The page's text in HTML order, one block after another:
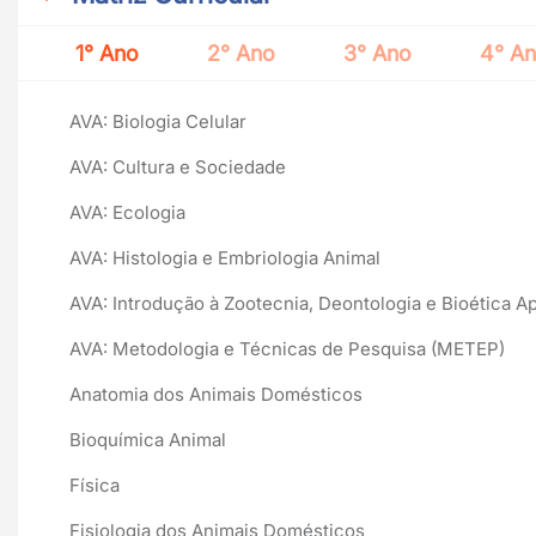
1° Ano 2° Ano 3° Ano 4°
AVA: Biologia Celular
AVA: Cultura e Sociedade
AVA: Ecologia
AVA: Histologia e Embriologia Animal
AVA: Introdução à Zootecnia, Deontologia e Bioética
AVA: Metodologia e Técnicas de Pesquisa (METEP)
Anatomia dos Animais Domésticos
Bioquímica Animal
Física
Fisiologia dos Animais Domésticos